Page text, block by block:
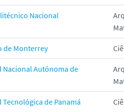
Nacional
de Monterrey
Nacional Autónoma de
de Panamá